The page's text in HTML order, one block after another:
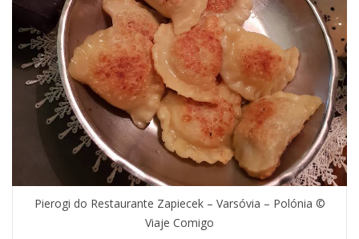
Pierogi do Restaurante Zapiecek – Varsóvia – Polónia ©
Viaje Comigo